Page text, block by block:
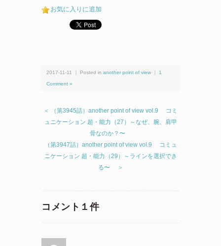
お気に入りに追加
2017-11-11 ｜ Posted in another point of view 1
Comment »
＜ （第3945話）another point of view vol.9 コミ
ュニケーション 超・能力（27）～なぜ、腕、肩甲
骨なのか？〜
（第3947話）another point of view vol.9 コミュ
ニケーション 超・能力（29）～ラインを選択でき
る〜 ＞
コメント１件